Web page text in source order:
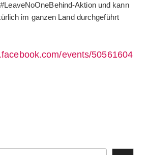
Aktion und kann
im ganzen Land durchgeführt
events/50561604